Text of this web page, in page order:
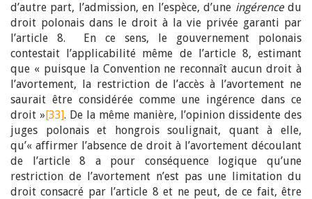
d’autre part, l’admission, en l’espèce, d’une ingérencedu
droit polonais dans le droit à la vie privée garanti par
l’article 8. En ce sens, le gouvernement polonais
contestait l’applicabilité même de l’article 8, estimant
que « puisque la Convention ne reconnaît aucun droit à
l’avortement, la restriction de l’accès à l’avortement ne
saurait être considérée comme une ingérence dans ce
droit »[33]. De la même manière, l’opinion dissidente des
juges polonais et hongrois soulignait, quant à elle,
qu’« affirmer l’absence de droit à l’avortement découlant
de l’article 8 a pour conséquence logique qu’une
restriction de l’avortement n’est pas une limitation du
droit consacré par l’article 8 et ne peut, de ce fait, être